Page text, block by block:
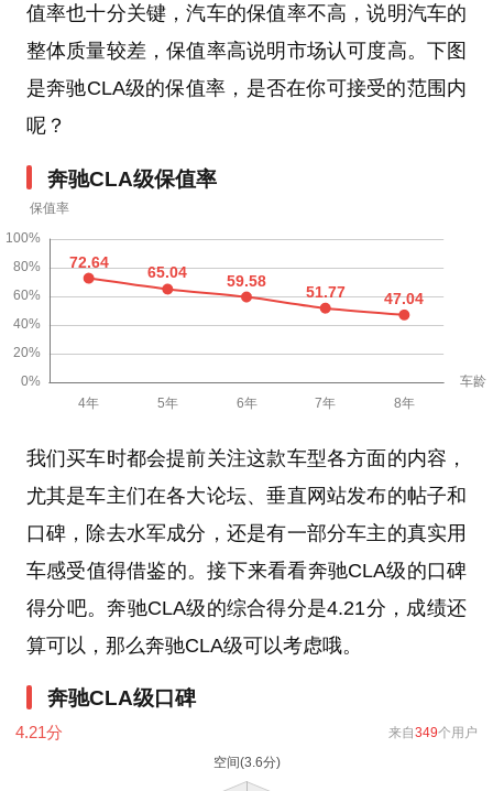
值率也十分关键，汽车的保值率不高，说明汽车的
整体质量较差，保值率高说明市场认可度高。下图
是奔驰CLA级的保值率，是否在你可接受的范围内
呢？
奔驰CLA级保值率
我们买车时都会提前关注这款车型各方面的内容，
尤其是车主们在各大论坛、垂直网站发布的帖子和
口碑，除去水军成分，还是有一部分车主的真实用
车感受值得借鉴的。接下来看看奔驰CLA级的口碑
得分吧。奔驰CLA级的综合得分是4.21分，成绩还
算可以，那么奔驰CLA级可以考虑哦。
奔驰CLA级口碑
4.21分 来自349个用户